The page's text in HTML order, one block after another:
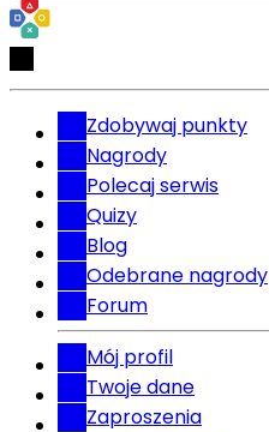
Zdobywaj punkty
Nagrody
Polecaj serwis
Quizy
Blog
Odebrane nagrody
Forum
Mój profil
Twoje dane
Zaproszenia